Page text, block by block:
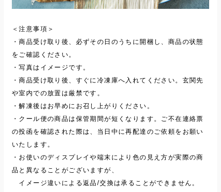
＜注意事項＞
・商品受け取り後、必ずその日のうちに開梱し、商品の状態
をご確認ください。
・写真はイメージです。
・商品受け取り後、すぐに冷凍庫へ入れてください。玄関先
や室内での放置は厳禁です。
・解凍後はお早めにお召し上がりください。
・クール便の商品は保管期間が短くなります。ご不在連絡票
の投函を確認された際は、当日中に再配達のご依頼をお願い
いたします。
・お使いのディスプレイや端末により色の見え方が実際の商
品と異なることがございますが、
イメージ違いによる返品/交換は承ることができません。